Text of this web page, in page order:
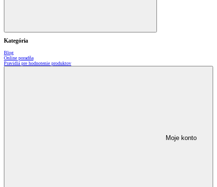
Kategória
Blog
Online poradňa
Pravidlá pre hodnotenie produktov
Moje konto